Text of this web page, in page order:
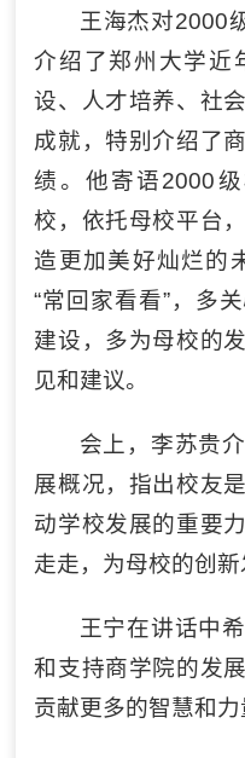
王海杰对2000
介绍了郑州大学近
设、人才培养、社
成就，特别介绍了
绩。他寄语2000
校，依托母校平台
造更加美好灿烂的
“常回家看看”，多
建设，多为母校的
见和建议。
会上，李苏贵
展概况，指出校友
动学校发展的重要
走走，为母校的创新
王宁在讲话中
和支持商学院的发
贡献更多的智慧和力